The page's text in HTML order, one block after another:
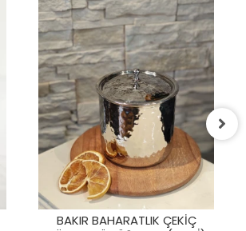
BAKIR BAHARAT TAKIMI 4 LÜ
TIRTIKLI MODEL GÜMÜŞ RENK
4.990,00 TL